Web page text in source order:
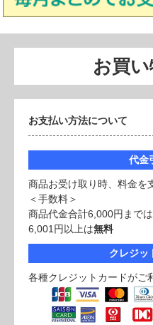
お買
お支払い方法について
代金
商品お受け取り時、料金を
＜手数料＞
商品代金合計6,000円まで
6,001円以上は無料
クレジッ
各種クレジットカードがご